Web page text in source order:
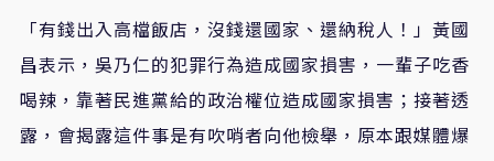
「有錢出入高檔飯店，沒錢還國家、還納稅人！」黃國
昌表示，吳乃仁的犯罪行為造成國家損害，一輩子吃香
喝辣，靠著民進黨給的政治權位造成國家損害；接著透
露，會揭露這件事是有吹哨者向他檢舉，原本跟媒體爆